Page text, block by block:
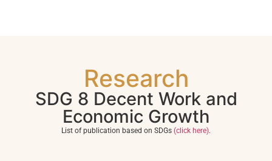
Research
SDG 8 Decent Work and
Economic Growth
List of publication based on SDGs (click here).